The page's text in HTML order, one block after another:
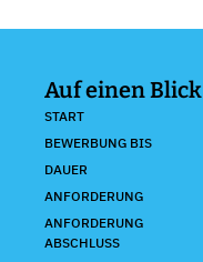
Auf einen Blick
START
BEWERBUNG BIS
DAUER
ANFORDERUNG
ANFORDERUNG
ABSCHLUSS